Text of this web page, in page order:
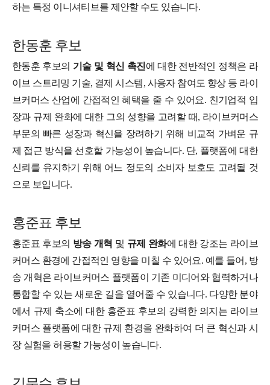
하는 특정 이니셔티브를 제안할 수도 있습니다.
한동훈 후보
한동훈 후보의 기술 및 혁신 촉진에 대한 전반적인 정책은 라
이브 스트리밍 기술, 결제 시스템, 사용자 참여도 향상 등 라이
브커머스 산업에 간접적인 혜택을 줄 수 있어요. 친기업적 입
장과 규제 완화에 대한 그의 성향을 고려할 때, 라이브커머스
부문의 빠른 성장과 혁신을 장려하기 위해 비교적 가벼운 규
제 접근 방식을 선호할 가능성이 높습니다. 단, 플랫폼에 대한
신뢰를 유지하기 위해 어느 정도의 소비자 보호도 고려될 것
으로 보입니다.
홍준표 후보
홍준표 후보의 방송 개혁 및 규제 완화에 대한 강조는 라이브
커머스 환경에 간접적인 영향을 미칠 수 있어요. 예를 들어, 방
송 개혁은 라이브커머스 플랫폼이 기존 미디어와 협력하거나
통합할 수 있는 새로운 길을 열어줄 수 있습니다. 다양한 분야
에서 규제 축소에 대한 홍준표 후보의 강력한 의지는 라이브
커머스 플랫폼에 대한 규제 환경을 완화하여 더 큰 혁신과 시
장 실험을 허용할 가능성이 높습니다.